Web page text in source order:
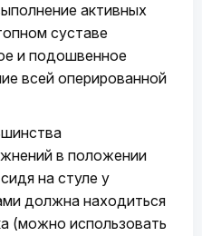
активных
суставе
и подошвенное
всей оперированной
в положении
на стуле у
должна находиться
(можно использовать